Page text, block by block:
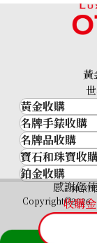
收購日期: 2025
Breitling
Premier
A40035
感謝您
收購
黃
黃金收購
黃金･金條
金條
金幣及銀幣
過去十年黃金
金飾
金戒指
金頸鍊
名牌手錶收購
名牌手錶收購
勞力士
Patek
Audemars
Vacheron
A. Lange &
名牌品收購
名牌品收購
HERMES
LOUIS
CHANEL
卡地亞（
寶石和珠寶收
寶石和珠寶
祖母綠
藍寶石
鉑金收購
神奈
Copyright©2026